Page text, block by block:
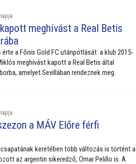
meghívást a Real Betis
a Főnix Gold FC utánpótlását: a klub 2015-
meghívást kapott a Real Betis által
amelyet Sevillában rendeznek meg.
a MÁV Előre férfi
keretében több változás is történt a
az argentin sikeredző, Omar Pelillo is. A